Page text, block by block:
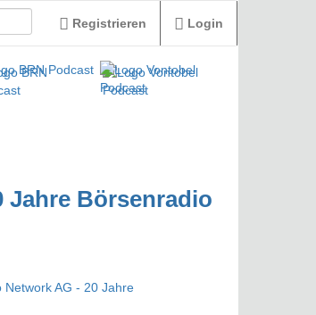
Registrieren Login
Jahre Börsenradio